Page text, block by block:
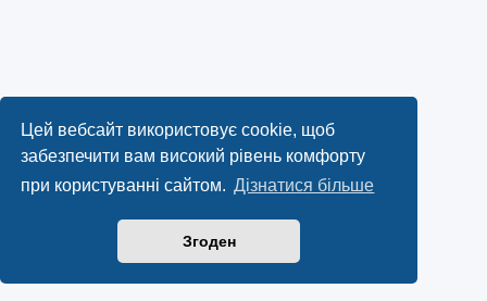
Цей вебсайт використовує cookie, щоб
забезпечити вам високий рівень комфорту
при користуванні сайтом. Дізнатися більше
Згоден